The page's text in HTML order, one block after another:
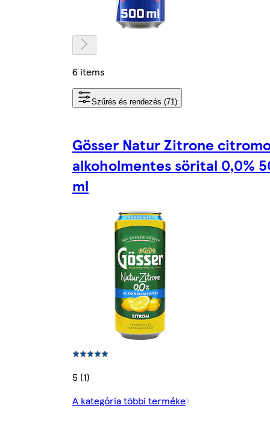
6 items
Szűrés és rendezés (71)
Gösser Natur Zitrone
alkoholmentes sörital 0,0%
ml
5 (1)
A kategória többi terméke